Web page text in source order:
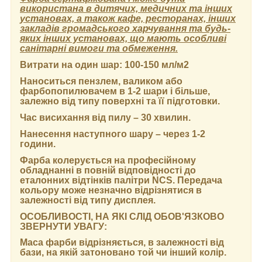
використана в дитячих, медичних та інших
установах, а також кафе, ресторанах, інших
закладів громадського харчування та будь-
яких інших установах, що мають особливі
санітарні вимоги та обмеження.
Витрати на один шар: 100-150 мл/м2
Наноситься пензлем, валиком або
фарбопопилювачем в 1-2 шари і більше,
залежно від типу поверхні та її підготовки.
Час висихання від пилу – 30 хвилин.
Нанесення наступного шару – через 1-2
години.
Фарба колерується на професійному
обладнанні в повній відповідності до
еталонних відтінків палітри NCS. Передача
кольору може незначно відрізнятися в
залежності від типу дисплея.
ОСОБЛИВОСТІ, НА ЯКІ СЛІД ОБОВ'ЯЗКОВО
ЗВЕРНУТИ УВАГУ:
Маса фарби відрізняється, в залежності від
бази, на якій затоновано той чи інший колір.